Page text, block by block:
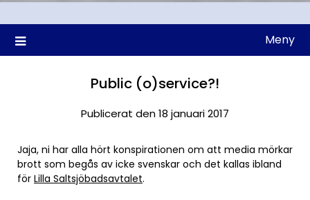
Meny
Public (o)service?!
Publicerat den 18 januari 2017
Jaja, ni har alla hört konspirationen om att media mörkar
brott som begås av icke svenskar och det kallas ibland
för Lilla Saltsjöbadsavtalet.